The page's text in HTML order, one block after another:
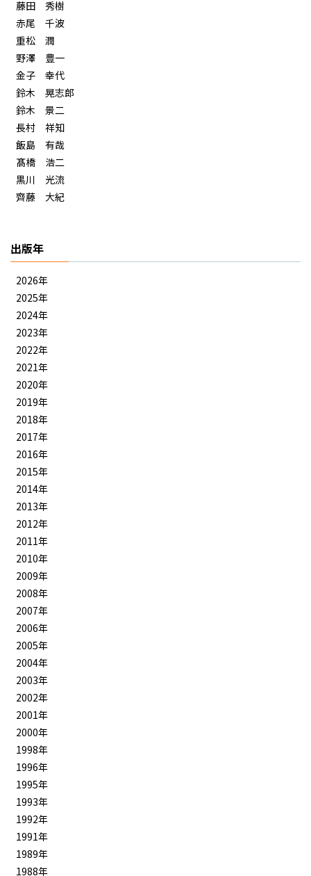
藤田 秀樹
赤尾 千波
重松 潤
野澤 豊一
金子 幸代
鈴木 晃志郎
鈴木 景二
長村 祥知
飯島 有哉
髙橋 浩二
黒川 光流
齊藤 大紀
出版年
2026年
2025年
2024年
2023年
2022年
2021年
2020年
2019年
2018年
2017年
2016年
2015年
2014年
2013年
2012年
2011年
2010年
2009年
2008年
2007年
2006年
2005年
2004年
2003年
2002年
2001年
2000年
1998年
1996年
1995年
1993年
1992年
1991年
1989年
1988年